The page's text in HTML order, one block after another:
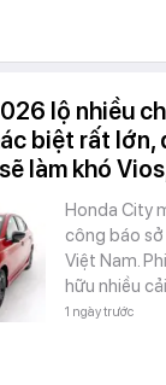
lộ nhiều
biệt rất lớn,
làm khó
Honda City
công báo
Việt Nam.
hữu nhiều
1 ngày trước